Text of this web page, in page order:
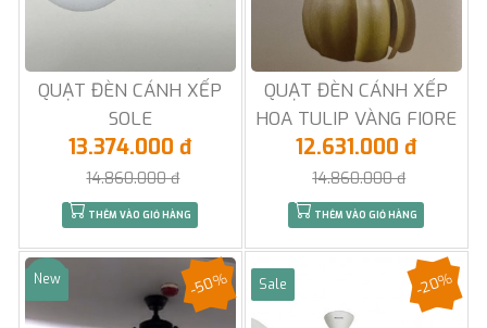
QUẠT ĐÈN CÁNH XẾP
SOLE
13.374.000 đ
14.860.000 đ
THÊM VÀO GIỎ HÀNG
QUẠT ĐÈN CÁNH XẾP
HOA TULIP VÀNG FIORE
12.631.000 đ
14.860.000 đ
THÊM VÀO GIỎ HÀNG
Sale
New -50% Sale -20%